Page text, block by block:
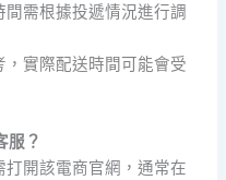
需根據投遞情況進行調
實際配送時間可能會受
服？
開該電商官網，通常在